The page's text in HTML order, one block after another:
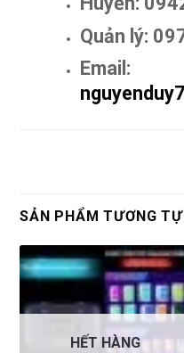
Quản lý:
Email:
SẢN PHẨM TƯƠNG TỰ
HẾT HÀNG